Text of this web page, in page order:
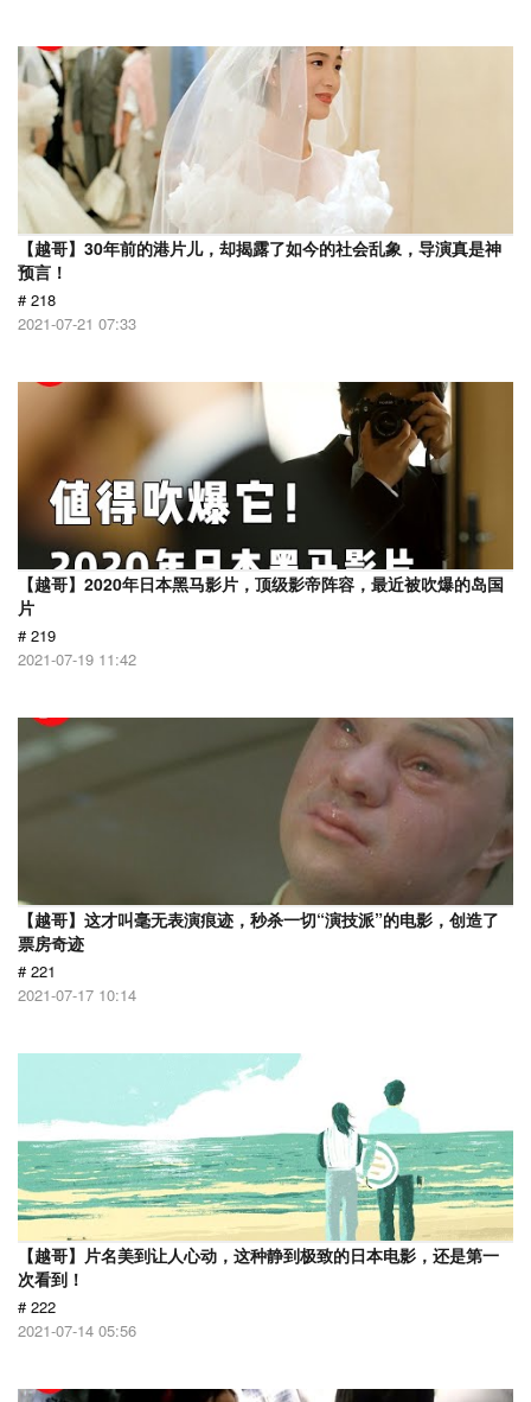
【越哥】30年前的港片儿，却揭露了如今的社会乱象，导演真是神
预言！
# 218
2021-07-21 07:33
【越哥】2020年日本黑马影片，顶级影帝阵容，最近被吹爆的岛国
片
# 219
2021-07-19 11:42
【越哥】这才叫毫无表演痕迹，秒杀一切“演技派”的电影，创造了
票房奇迹
# 221
2021-07-17 10:14
【越哥】片名美到让人心动，这种静到极致的日本电影，还是第一
次看到！
# 222
2021-07-14 05:56